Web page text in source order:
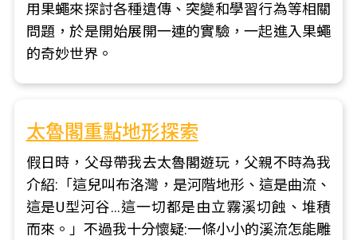
用果蠅來探討各種遺傳、突變和學習行為等相關
問題，於是開始展開一連的實驗，一起進入果蠅
的奇妙世界。
太魯閣重點地形探索
假日時，父母帶我去太魯閣遊玩，父親不時為我
介紹:「這兒叫布洛灣，是河階地形、這是曲流、
這是U型河谷…這一切都是由立霧溪切蝕、堆積
而來。」不過我十分懷疑:一條小小的溪流怎能雕